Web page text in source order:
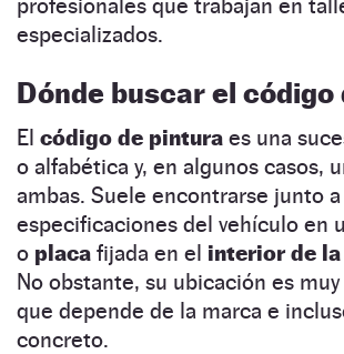
profesionales que trabajan en
especializados.
Dónde buscar el código
El código de pintura es una
o alfabética y, en algunos casos,
ambas. Suele encontrarse junto
especificaciones del vehículo en
o placa fijada en el interior de
No obstante, su ubicación es muy
que depende de la marca e
concreto.